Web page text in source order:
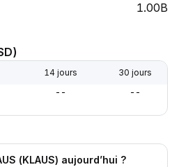
1.00B
14 jours 30 jours
-- --
(KLAUS) aujourd’hui ?